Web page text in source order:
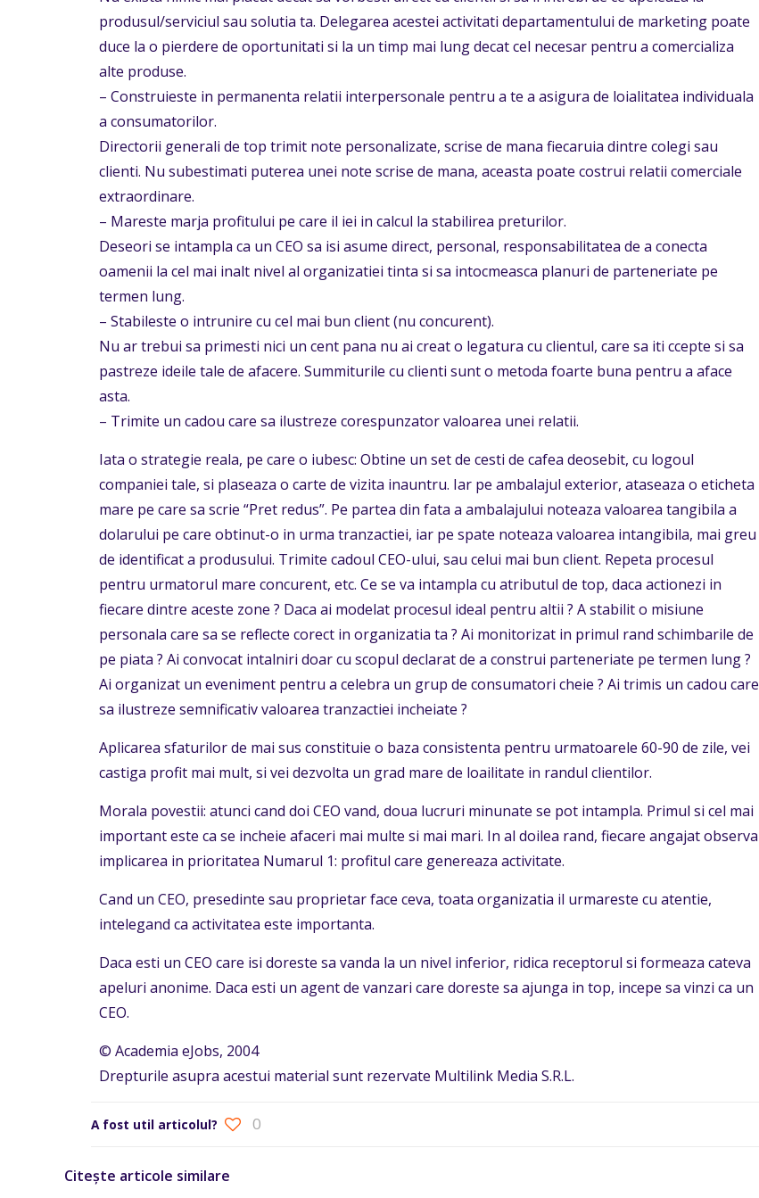
produsul/serviciul sau solutia ta. Delegarea acestei activitati departamentului de marketing poate
duce la o pierdere de oportunitati si la un timp mai lung decat cel necesar pentru a comercializa
alte produse.
– Construieste in permanenta relatii interpersonale pentru a te a asigura de loialitatea individuala
a consumatorilor.
Directorii generali de top trimit note personalizate, scrise de mana fiecaruia dintre colegi sau
clienti. Nu subestimati puterea unei note scrise de mana, aceasta poate costrui relatii comerciale
extraordinare.
– Mareste marja profitului pe care il iei in calcul la stabilirea preturilor.
Deseori se intampla ca un CEO sa isi asume direct, personal, responsabilitatea de a conecta
oamenii la cel mai inalt nivel al organizatiei tinta si sa intocmeasca planuri de parteneriate pe
termen lung.
– Stabileste o intrunire cu cel mai bun client (nu concurent).
Nu ar trebui sa primesti nici un cent pana nu ai creat o legatura cu clientul, care sa iti ccepte si sa
pastreze ideile tale de afacere. Summiturile cu clienti sunt o metoda foarte buna pentru a aface
asta.
– Trimite un cadou care sa ilustreze corespunzator valoarea unei relatii.
Iata o strategie reala, pe care o iubesc: Obtine un set de cesti de cafea deosebit, cu logoul
companiei tale, si plaseaza o carte de vizita inauntru. Iar pe ambalajul exterior, ataseaza o eticheta
mare pe care sa scrie “Pret redus”. Pe partea din fata a ambalajului noteaza valoarea tangibila a
dolarului pe care obtinut-o in urma tranzactiei, iar pe spate noteaza valoarea intangibila, mai greu
de identificat a produsului. Trimite cadoul CEO-ului, sau celui mai bun client. Repeta procesul
pentru urmatorul mare concurent, etc. Ce se va intampla cu atributul de top, daca actionezi in
fiecare dintre aceste zone ? Daca ai modelat procesul ideal pentru altii ? A stabilit o misiune
personala care sa se reflecte corect in organizatia ta ? Ai monitorizat in primul rand schimbarile de
pe piata ? Ai convocat intalniri doar cu scopul declarat de a construi parteneriate pe termen lung ?
Ai organizat un eveniment pentru a celebra un grup de consumatori cheie ? Ai trimis un cadou care
sa ilustreze semnificativ valoarea tranzactiei incheiate ?
Aplicarea sfaturilor de mai sus constituie o baza consistenta pentru urmatoarele 60-90 de zile, vei
castiga profit mai mult, si vei dezvolta un grad mare de loailitate in randul clientilor.
Morala povestii: atunci cand doi CEO vand, doua lucruri minunate se pot intampla. Primul si cel mai
important este ca se incheie afaceri mai multe si mai mari. In al doilea rand, fiecare angajat observa
implicarea in prioritatea Numarul 1: profitul care genereaza activitate.
Cand un CEO, presedinte sau proprietar face ceva, toata organizatia il urmareste cu atentie,
intelegand ca activitatea este importanta.
Daca esti un CEO care isi doreste sa vanda la un nivel inferior, ridica receptorul si formeaza cateva
apeluri anonime. Daca esti un agent de vanzari care doreste sa ajunga in top, incepe sa vinzi ca un
CEO.
© Academia eJobs, 2004
Drepturile asupra acestui material sunt rezervate Multilink Media S.R.L.
A fost util articolul? 0
Citește articole similare